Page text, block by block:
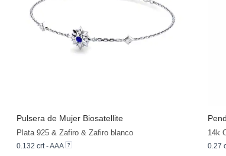
Pulsera de Mujer Biosatellite
Plata 925 & Zafiro & Zafiro blanco
0.132 crt - AAA
14k
0.27